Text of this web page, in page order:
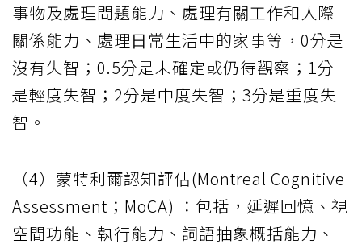
事物及處理問題能⼒、處理有關⼯作和⼈際
關係能⼒、處理⽇常⽣活中的家事等，0分是
沒有失智；0.5分是未確定或仍待觀察；1分
是輕度失智；2分是中度失智；3分是重度失
智。
（4）蒙特利爾認知評估(Montreal Cognitive
Assessment；MoCA) ：包括，延遲回憶、視
空間功能、執行能力、詞語抽象概括能力、